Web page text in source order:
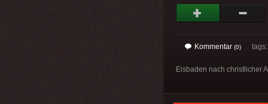
Kommentar (0) tags:
Eisbaden nach christlicher